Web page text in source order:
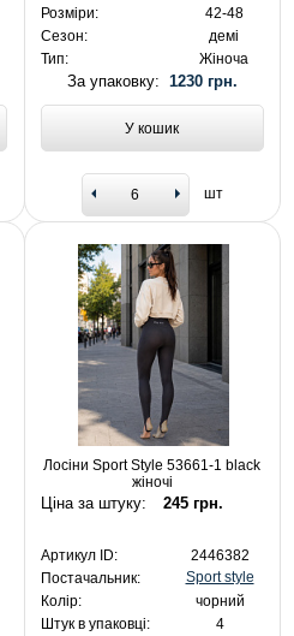
Розміри:
42-48
Сезон:
демі
Тип:
Жіноча
За упаковку: 1230 грн.
У кошик
шт
Лосіни Sport Style 53661-1 black
жіночі
Ціна за штуку: 245 грн.
Артикул ID:
2446382
Постачальник:
Sport style
Колір:
чорний
Штук в упаковці:
4